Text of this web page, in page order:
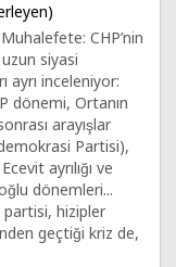
CHP’nin
uzun siyasi
ayrı inceleniyor:
dönemi, Ortanın
arayışlar
Partisi),
ayrılığı ve
dönemleri...
partisi, hizipler
geçtiği kriz de,